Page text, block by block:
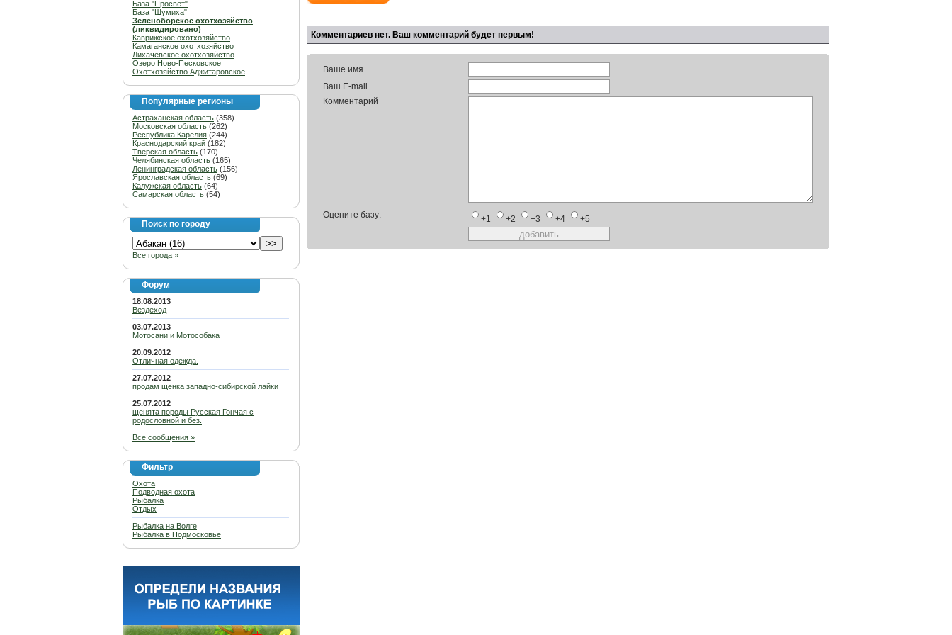
База "Просвет"
База "Шумиха"
Зеленоборское охотхозяйство
(ликвидировано)
Каврижское охотхозяйство
Камаганское охотхозяйство
Лихачевское охотхозяйство
Озеро Ново-Песковское
Охотхозяйство Аджитаровское
Популярные регионы
Астраханская область (358)
Московская область (262)
Республика Карелия (244)
Краснодарский край (182)
Тверская область (170)
Челябинская область (165)
Ленинградская область (156)
Ярославская область (69)
Калужская область (64)
Самарская область (54)
Поиск по городу
Все города »
Форум
18.08.2013
Вездеход
03.07.2013
Мотосани и Мотособака
20.09.2012
Отличная одежда.
27.07.2012
продам щенка западно-сибирской лайки
25.07.2012
щенята породы Русская Гончая с
родословной и без.
Все сообщения »
Фильтр
Охота
Подводная охота
Рыбалка
Отдых
Рыбалка на Волге
Рыбалка в Подмосковье
Комментариев нет. Ваш комментарий будет первым!
Ваше имя
Ваш E-mail
Комментарий
Оцените базу: +1 +2 +3 +4 +5